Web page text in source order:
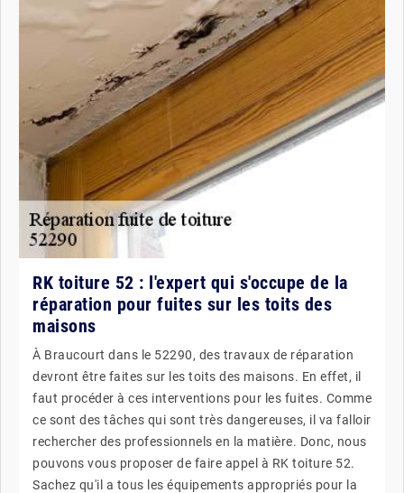
RK toiture 52 : l'expert qui s'occupe de la
réparation pour fuites sur les toits des
maisons
À Braucourt dans le 52290, des travaux de réparation
devront être faites sur les toits des maisons. En effet, il
faut procéder à ces interventions pour les fuites. Comme
ce sont des tâches qui sont très dangereuses, il va falloir
rechercher des professionnels en la matière. Donc, nous
pouvons vous proposer de faire appel à RK toiture 52.
Sachez qu'il a tous les équipements appropriés pour la